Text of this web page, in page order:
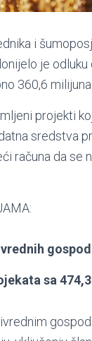
i
je odluku
360,6 milijuna
projekti
sredstva
računa da se
sa